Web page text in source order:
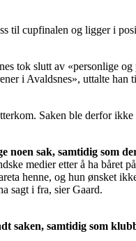
cupfinalen og ligger i
tok slutt av «personlige
i Avaldsnes», uttalte
Saken ble derfor
noen sak, samtidig
medier etter å ha
henne, og hun ønsket
sagt i fra, sier Gaard.
saken, samtidig som